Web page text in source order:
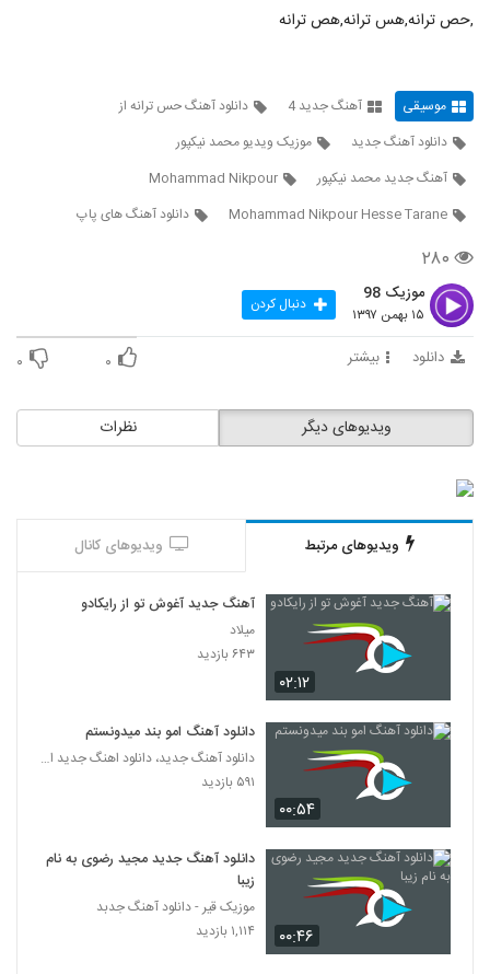
1031
1032 بردی قلبمو
1034
دانلود آهنگ هادی قریشی حسرت
1035
۳۶۵ بازدید
وحید راد آهنگ حواست هست
۳۱۸ بازدید
دانلود آهنگ روح الله سایری نمیشه دوست
دانلود آهنگ علی نجفی تا زمستون
1040
دانلود آهنگ راغب صدای باران
موزیک زیبای زندگی از حسین جهانی
۳۲۶ بازدید
,حص ترانه,هس ترانه,هص ترانه
موسیقی آهنگ جدید 4
دانلود آهنگ حس ترانه از
دانلود آهنگ جدید
موزیک ویدیو محمد نیکپور
آهنگ جدید محمد نیکپور
Mohammad Nikpour
Mohammad Nikpour Hesse Tarane
دانلود آهنگ های پاپ
۲۸۰
موزیک 98
۱۵ بهمن ۱۳۹۷ دنبال کردن
دانلود بیشتر ۰ ۰
نظرات ویدیوهای دیگر
ویدیوهای مرتبط ویدیوهای کانال
۰۲:۱۲
آهنگ جدید آغوش تو از رایکادو
میلاد
۶۴۳ بازدید
۰۰:۵۴
دانلود آهنگ امو بند میدونستم
دانلود آهنگ جدید، دانلود اهنگ جدید ایرانی
۵۹۱ بازدید
۰۰:۴۶
دانلود آهنگ جدید مجید رضوی به نام
زیبا
موزیک قیر - دانلود آهنگ جدبد
۱,۱۱۴ بازدید